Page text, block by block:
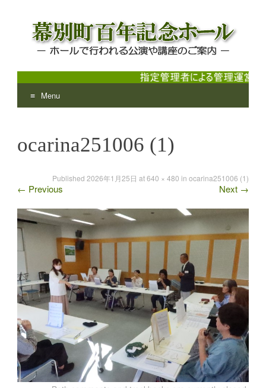
幕別町百年記念ホール
ホールで行われる公演や講座のご案内
Menu
content
ocarina251006 (1)
Published 2026年1月25日 at640 × 480 in ocarina251006 (1)
← Previous Next →